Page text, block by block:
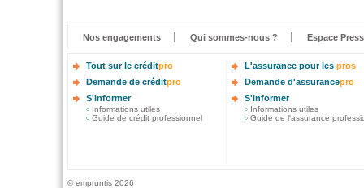
Nos engagements Qui sommes-nous ? Espace
Tout sur le créditpro
Demande de créditpro
S'informer
Informations utiles
Guide de crédit professionnel
L'assurance pour les pros
Demande d'assurancepro
S'informer
Informations utiles
Guide de l'assurance
© empruntis 2026